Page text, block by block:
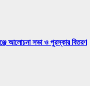
আলোচনা সভা ও পুরস্কার বিতরণ